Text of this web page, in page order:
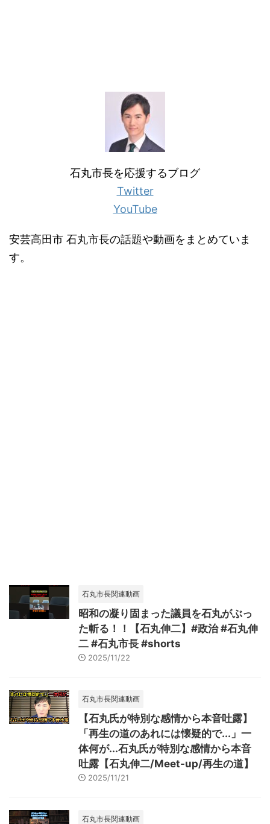
石丸市長を応援するブログ
Twitter
YouTube
安芸高田市 石丸市長の話題や動画をまとめていま
す。
石丸市長関連動画
昭和の凝り固まった議員を石丸がぶっ
た斬る！！【石丸伸二】#政治 #石丸伸
二 #石丸市長 #shorts
2025/11/22
石丸市長関連動画
【石丸氏が特別な感情から本音吐露】
「再生の道のあれには懐疑的で...」一
体何が...石丸氏が特別な感情から本音
吐露【石丸伸二/Meet-up/再生の道】
2025/11/21
石丸市長関連動画